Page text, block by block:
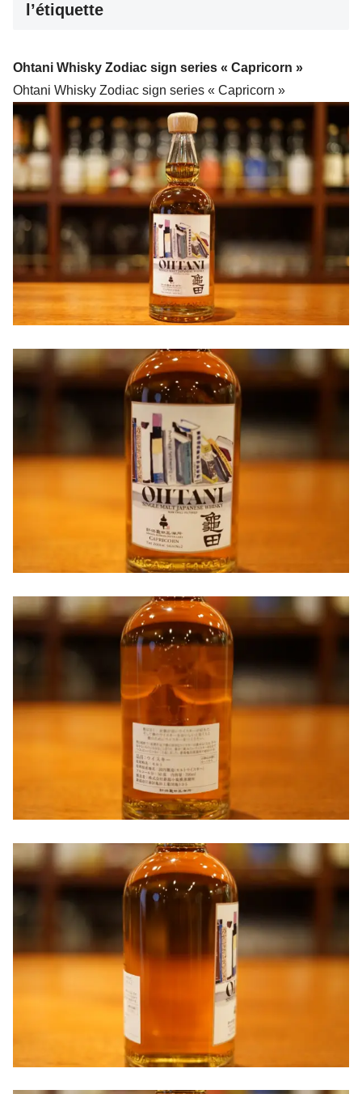
l’étiquette
Ohtani Whisky Zodiac sign series « Capricorn »
Ohtani Whisky Zodiac sign series « Capricorn »